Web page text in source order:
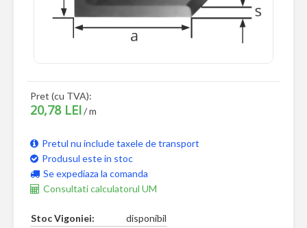
Pret (cu TVA):
20,78 LEI/ m
Pretul nu include taxele de transport
Produsul este in stoc
Se expediaza la comanda
Consultati calculatorul UM
Stoc Vigoniei:
disponibil